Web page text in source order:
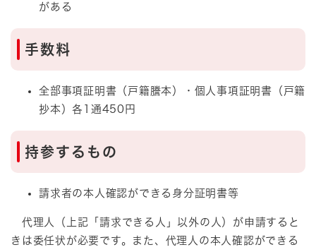
がある
手数料
全部事項証明書（戸籍謄本）・個人事項証明書（戸籍
抄本）各1通450円
持参するもの
請求者の本人確認ができる身分証明書等
代理人（上記「請求できる人」以外の人）が申請すると
きは委任状が必要です。また、代理人の本人確認ができる